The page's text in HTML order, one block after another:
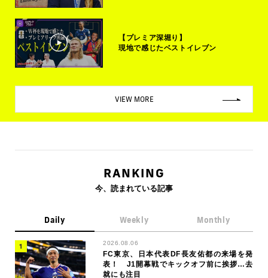
【プレミア深堀り】
現地で感じたベストイレブン
VIEW MORE
RANKING
今、読まれている記事
Daily Weekly Monthly
2026.08.06
FC東京、日本代表DF長友佑都の来場を発
表！ J1開幕戦でキックオフ前に挨拶…去
就にも注目